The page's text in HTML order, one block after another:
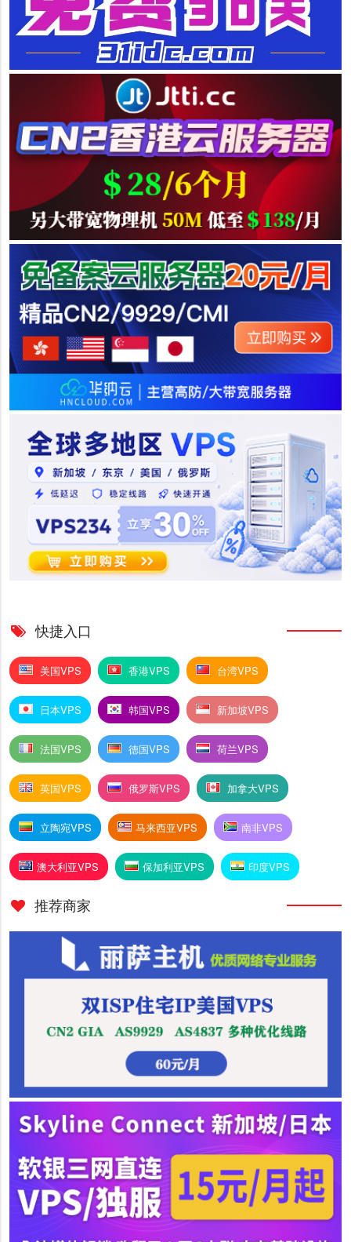
快捷入口
美国VPS 香港VPS 台湾VPS
日本VPS 韩国VPS 新加坡VPS
法国VPS 德国VPS 荷兰VPS
英国VPS 俄罗斯VPS 加拿大VPS
立陶宛VPS 马来西亚VPS 南非VPS
澳大利亚VPS 保加利亚VPS 印度VPS
推荐商家